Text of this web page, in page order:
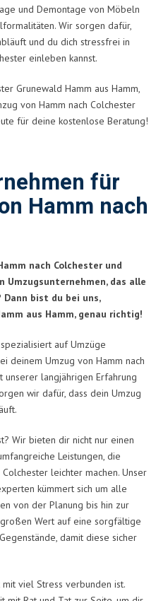
und Demontage von Möbeln
Wir sorgen dafür,
und du dich stressfrei in
einleben kannst.
Grunewald Hamm aus Hamm,
von Hamm nach Colchester
für deine kostenlose Beratung!
für
Hamm nach
nach Colchester und
Umzugsunternehmen, das alle
bist du bei uns,
aus Hamm, genau richtig!
auf Umzüge
deinem Umzug von Hamm nach
unserer langjährigen Erfahrung
wir dafür, dass dein Umzug
Wir bieten dir nicht nur einen
Leistungen, die
leichter machen. Unser
kümmert sich um alle
von der Planung bis hin zur
Wert auf eine sorgfältige
damit diese sicher
viel Stress verbunden ist.